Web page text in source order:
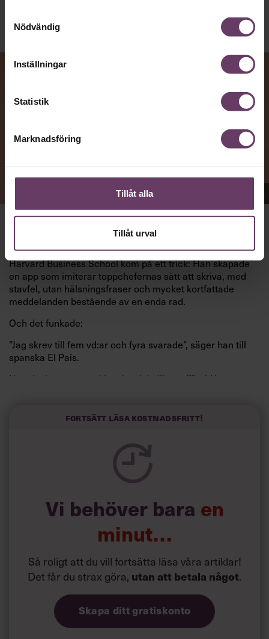
Nödvändig
Inställningar
Statistik
Marknadsföring
Tillåt alla
Tillåt urval
Appen Sinceerly imiterar vd:ars kortfattade språk.
VD:AR KAN VARA SVÅRAatt nå och besvarar inte alltid
mejl från främlingar. Men studentenBen Horwitzpå
Harvard Business School kom på ett trick: Han skapade
en app som imiterar toppchefernas sätt att skriva, med
stavfel, utan hälsningsfraser och mycket kortfattade
meddelanden bestående av en enda rad.
Och det funkade:
”Jag skrev till fem vd:ar och fyra svarade”, säger han till
spanska El País.
Horwitz har nu utvecklat sitt trick till en affärsidé: appen
kortfattat slarviga vd-stilen.
Fortsätt läsa kostnadsfritt!
Vi behöver bara en
minut…
Så roligt att du vill fortsätta läsa våra artiklar!
Det får du strax göra, utan att betala något.
Skapa ditt gratiskonto